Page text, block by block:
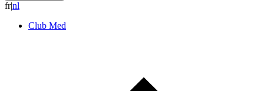
fr|nl
Club Med